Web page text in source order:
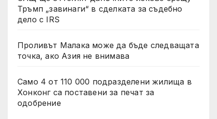
Тръмп „завинаги“ в сделката за съдебно
дело с IRS
Проливът Малака може да бъде следващата
точка, ако Азия не внимава
Само 4 от 110 000 подразделени жилища в
Хонконг са поставени за печат за
одобрение